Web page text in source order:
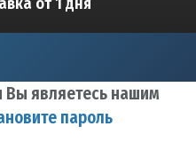
Вы являетесь нашим
пароль